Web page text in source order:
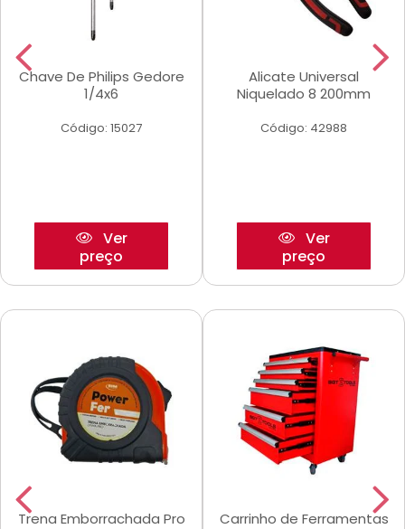
Chave De Philips Gedore
1/4x6
Código: 15027
Ver
preço
Alicate Universal
Niquelado 8 200mm
Código: 42988
Ver
preço
Trena Emborrachada Pro
Carrinho de Ferramentas